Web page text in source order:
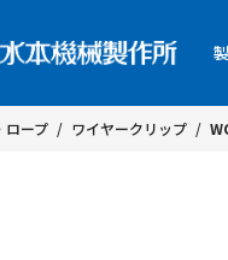
ロープ / ワイヤークリップ /